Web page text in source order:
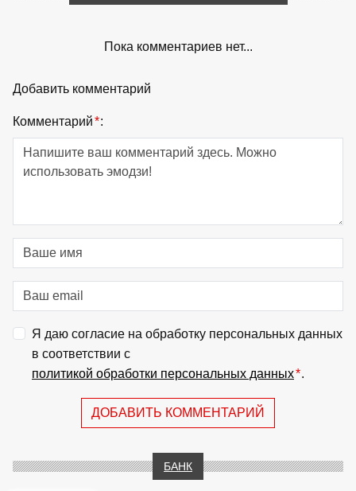
Пока комментариев нет...
Добавить комментарий
Комментарий*:
Я даю согласие на обработку персональных данных
в соответствии с
политикой обработки персональных данных*.
ДОБАВИТЬ КОММЕНТАРИЙ
БАНК